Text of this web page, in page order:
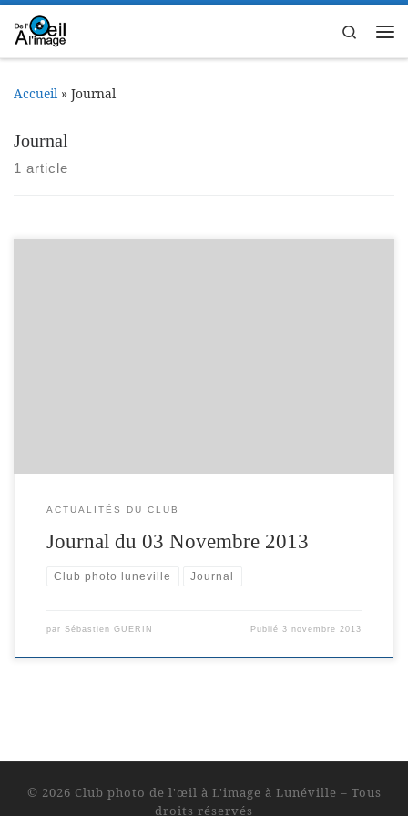
Passer au contenu
Search
Accueil » Journal
Journal
1 article
ACTUALITÉS DU CLUB
Journal du 03 Novembre 2013
Club photo luneville Journal
par Sébastien GUERIN Publié3 novembre 2013
© 2026 Club photo de l'œil à L'image à Lunéville – Tous
droits réservés